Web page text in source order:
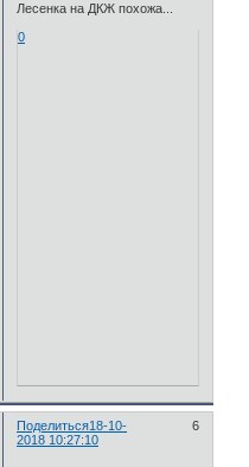
Лесенка на ДКЖ похожа...
0
Поделиться 6
18-10-
2018 10:27:10